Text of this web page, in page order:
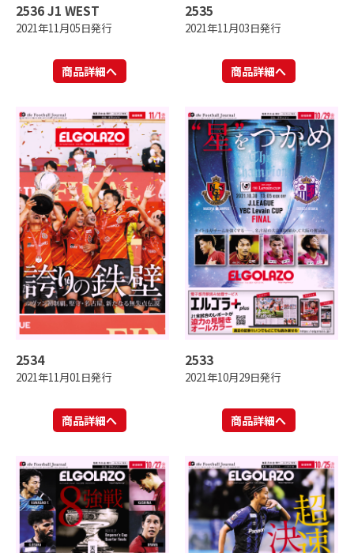
2536 J1 WEST
2021年11月05日発行
商品詳細へ
2535
2021年11月03日発行
商品詳細へ
2534
2021年11月01日発行
商品詳細へ
2533
2021年10月29日発行
商品詳細へ